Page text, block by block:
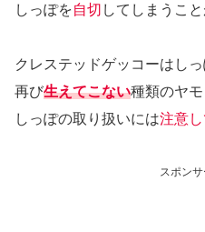
しっぽを自切 してしまうこと
クレステッドゲッコーはし
再び生えてこない種類のヤモ
しっぽの取り扱いには注意し
スポン